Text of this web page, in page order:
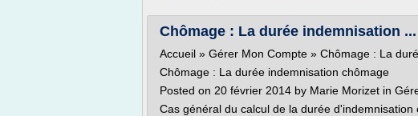
Chômage : La durée indemnisation
Accueil » Gérer Mon Compte » Chômage : La
Chômage : La durée indemnisation chômage
Posted on 20 février 2014 by Marie Morizet in
Cas général du calcul de la durée d'indemnisation